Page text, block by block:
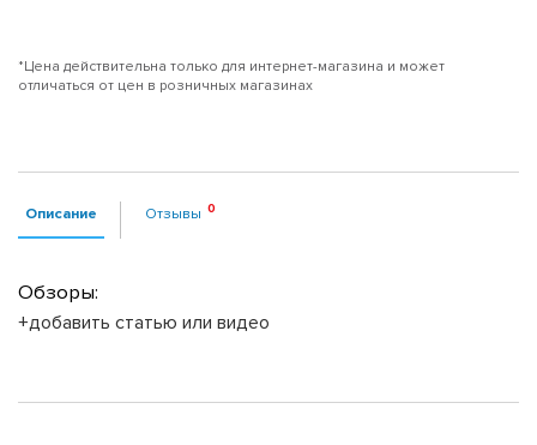
*Цена действительна только для интернет-магазина и может
отличаться от цен в розничных магазинах
Описание Отзывы
Обзоры:
+добавить статью или видео